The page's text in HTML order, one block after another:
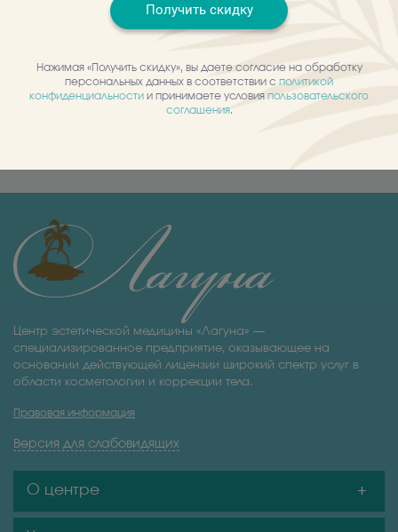
Смягчает, увлажняет и придает шелковистость.
О противопоказаниях
проконсультируйтесь у
Центр эстетической медицины «Лагуна» —
специализированное предприятие, оказывающее на
основании действующей лицензии широкий спектр услуг в
области косметологии и коррекции тела.
Правовая информация
Версия для слабовидящих
О центре
Получить скидку
Нажимая «Получить скидку», вы даете согласие на обработку
персональных данных в соответствии с политикой
конфиденциальности и принимаете условия пользовательского
соглашения.